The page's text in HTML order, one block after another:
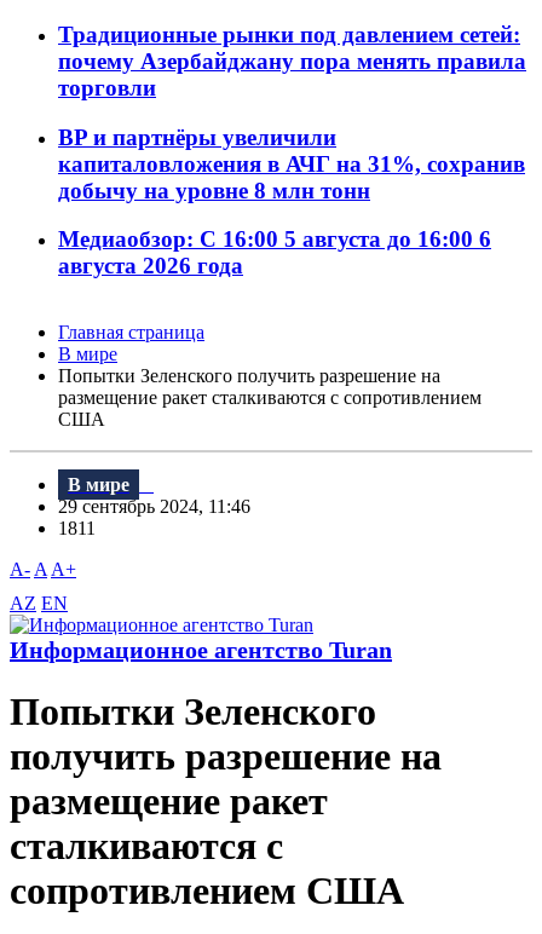
Традиционные рынки под давлением сетей:
почему Азербайджану пора менять правила
торговли
BP и партнёры увеличили
капиталовложения в АЧГ на 31%, сохранив
добычу на уровне 8 млн тонн
Медиаобзор: С 16:00 5 августа до 16:00 6
августа 2026 года
Главная страница
В мире
Попытки Зеленского получить разрешение на
размещение ракет сталкиваются с сопротивлением
США
В мире
29 сентябрь 2024, 11:46
1811
A- A A+
AZ EN
Информационное агентство Turan
Попытки Зеленского
получить разрешение на
размещение ракет
сталкиваются с
сопротивлением США